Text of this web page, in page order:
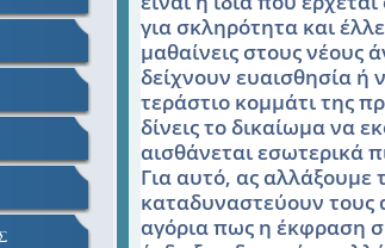
για σκληρότητα και
μαθαίνεις στους νέους
δείχνουν ευαισθησία ή
τεράστιο κομμάτι της
δίνεις το δικαίωμα να
αισθάνεται εσωτερικά
Για αυτό, ας αλλάξουμε
καταδυναστεύουν
αγόρια πως η έκφραση